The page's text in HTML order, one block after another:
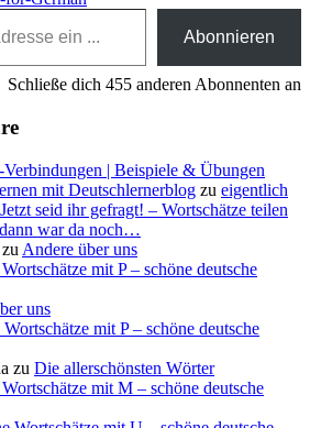
Abonnieren
Schließe dich 455 anderen Abonnenten an
| Beispiele & Übungen
mit Deutschlernerblog zu eigentlich
Jetzt seid ihr gefragt! – Wortschätze teilen
war da noch…
zu Andere über uns
mit P – schöne deutsche
uns
mit P – schöne deutsche
zu Die allerschönsten Wörter
mit M – schöne deutsche